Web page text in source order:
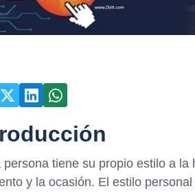
persona tiene su propio estilo a
y la ocasión. El estilo